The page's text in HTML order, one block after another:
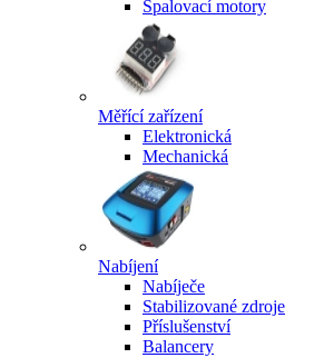
Spalovací motory
Měřící zařízení
Elektronická
Mechanická
Nabíjení
Nabíječe
Stabilizované zdroje
Příslušenství
Balancery